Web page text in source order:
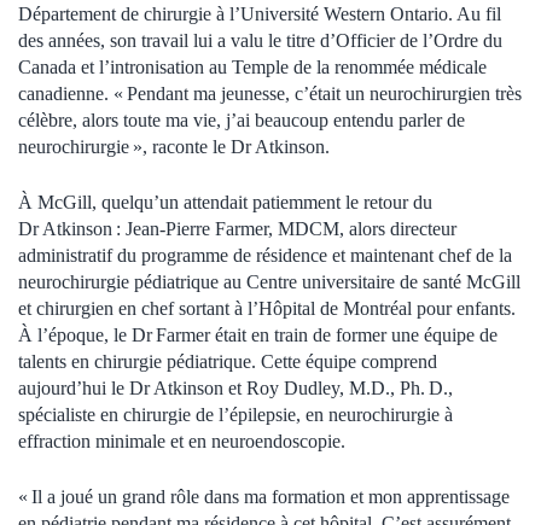
Département de chirurgie à l’Université Western Ontario. Au fil
des années, son travail lui a valu le titre d’Officier de l’Ordre du
Canada et l’intronisation au Temple de la renommée médicale
canadienne. « Pendant ma jeunesse, c’était un neurochirurgien très
célèbre, alors toute ma vie, j’ai beaucoup entendu parler de
neurochirurgie », raconte le Dr Atkinson.
À McGill, quelqu’un attendait patiemment le retour du
Dr Atkinson : Jean-Pierre Farmer, MDCM, alors directeur
administratif du programme de résidence et maintenant chef de la
neurochirurgie pédiatrique au Centre universitaire de santé McGill
et chirurgien en chef sortant à l’Hôpital de Montréal pour enfants.
À l’époque, le Dr Farmer était en train de former une équipe de
talents en chirurgie pédiatrique. Cette équipe comprend
aujourd’hui le Dr Atkinson et Roy Dudley, M.D., Ph. D.,
spécialiste en chirurgie de l’épilepsie, en neurochirurgie à
effraction minimale et en neuroendoscopie.
« Il a joué un grand rôle dans ma formation et mon apprentissage